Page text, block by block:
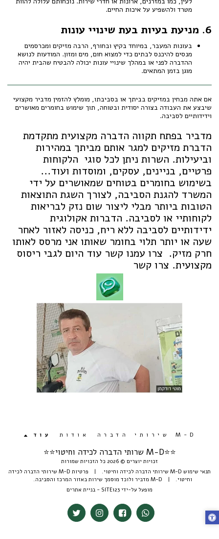
מטרד ולהשפיע על איכות החיים.
6. מניעת בעיות בעת שינויי עונות
בעונות המעבר, במיוחד בקיץ ובחורף, הרבה מזיקים ומכרסמים
מנסים להיכנס לבתים כדי למצוא חום, מים ומזון. המודעות לנושא
ההדברה לפני או במהלך שינויי עונות יכולה להבטיח שהבית יהיה
מוגן בזמן המתאים.
אם אתה מבחין במזיקים בביתך או בסביבתו, מומלץ להזמין מדביר מקצועי
שיבצע את העבודה בצורה יסודית ובטוחה, תוך שימוש בחומרים מאושרים
וידידותיים לסביבה.
מדביר בפתח תקווה הדברה מקצועית מתקדמת
הדברת מזיקים למגר אותם מביתך במהירות
וביעילות. השרות ניתן לכל סוגי הלקוחות
פרטיים, בניינים, עסקים, ומוסדות ועוד...
בשימוש בחומרים בטוחים שמאושרים על ידי
המשרד להגנת הסביבה, לצורך השגת התוצאות
הטובות ביותר מבלי ליצור שום נזק לבריאות
לקוחותיי או לסביבה. הדברות אקולוגית
ידידותיים לסביבה ללא ריח, כניסה לאזור לאחר
שעה או יותר תלוי בחומר שאותו אני מרסס לאותו
חרק מזיק. צרו עמנו קשר עוד היום לגבי ריסוס
מקצועית. צרו קשר
⭐️⭐️M-D שרותי הדברה לכידה וחיטוי⭐⭐
זכויות יוצרים © 2026 כל הזכויות שמורות
תנאי שימוש M-D שירותי הדברה לכידה וחיטוי.
|
פרטיות M-D שירותי הדברה לכידה
וחיטוי. | M-D מדביר ולוכד מוסמך שירות באזור המרכז והסביבה.
מופעל על-ידי SITE123
- בניית אתרים
M-D שירותי הדברה אודות עוד